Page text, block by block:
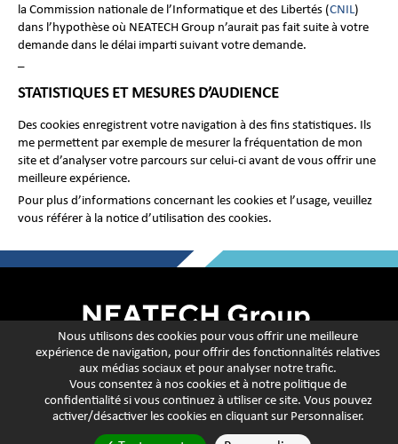
la Commission nationale de l’Informatique et des Libertés (CNIL)
dans l’hypothèse où NEATECH Group n’aurait pas fait suite à votre
demande dans le délai imparti suivant votre demande.
–
STATISTIQUES ET MESURES D’AUDIENCE
Des cookies enregistrent votre navigation à des fins statistiques. Ils
me permettent par exemple de mesurer la fréquentation de mon
site et d’analyser votre parcours sur celui-ci avant de vous offrir une
meilleure expérience.
Pour plus d’informations concernant les cookies et l’usage, veuillez
vous référer à la notice d’utilisation des cookies.
Mentions légales Politique de confidentialité
Utilisation des cookies Personnaliser les cookies
© Neatech Group 2022 | Tous droits réservés | Réalisé parTHM Web
Nous utilisons des cookies pour vous offrir une meilleure
expérience de navigation, pour offrir des fonctionnalités relatives
aux médias sociaux et pour analyser notre trafic.
Vous consentez à nos cookies et à notre politique de
confidentialitési vous continuez à utiliser ce site. Vous pouvez
activer/désactiver les cookies en cliquant sur Personnaliser.